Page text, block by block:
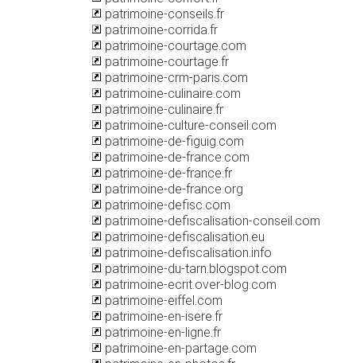
patrimoine-conseils.fr
patrimoine-corrida.fr
patrimoine-courtage.com
patrimoine-courtage.fr
patrimoine-crm-paris.com
patrimoine-culinaire.com
patrimoine-culinaire.fr
patrimoine-culture-conseil.com
patrimoine-de-figuig.com
patrimoine-de-france.com
patrimoine-de-france.fr
patrimoine-de-france.org
patrimoine-defisc.com
patrimoine-defiscalisation-conseil.com
patrimoine-defiscalisation.eu
patrimoine-defiscalisation.info
patrimoine-du-tarn.blogspot.com
patrimoine-ecrit.over-blog.com
patrimoine-eiffel.com
patrimoine-en-isere.fr
patrimoine-en-ligne.fr
patrimoine-en-partage.com